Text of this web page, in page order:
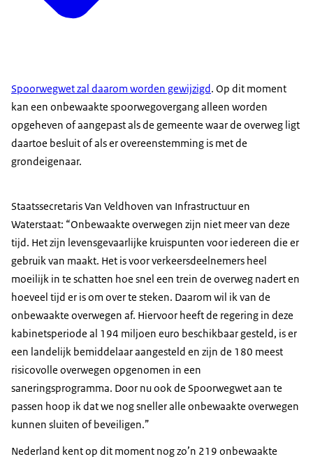
Spoorwegwet zal daarom worden gewijzigd. Op dit moment
kan een onbewaakte spoorwegovergang alleen worden
opgeheven of aangepast als de gemeente waar de overweg ligt
daartoe besluit of als er overeenstemming is met de
grondeigenaar.
Staatssecretaris Van Veldhoven van Infrastructuur en
Waterstaat: “Onbewaakte overwegen zijn niet meer van deze
tijd. Het zijn levensgevaarlijke kruispunten voor iedereen die er
gebruik van maakt. Het is voor verkeersdeelnemers heel
moeilijk in te schatten hoe snel een trein de overweg nadert en
hoeveel tijd er is om over te steken. Daarom wil ik van de
onbewaakte overwegen af. Hiervoor heeft de regering in deze
kabinetsperiode al 194 miljoen euro beschikbaar gesteld, is er
een landelijk bemiddelaar aangesteld en zijn de 180 meest
risicovolle overwegen opgenomen in een
saneringsprogramma. Door nu ook de Spoorwegwet aan te
passen hoop ik dat we nog sneller alle onbewaakte overwegen
kunnen sluiten of beveiligen.”
Nederland kent op dit moment nog zo’n 219 onbewaakte